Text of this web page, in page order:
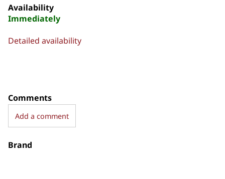
Availability
Immediately
Detailed availability
Comments
Add a comment
Brand